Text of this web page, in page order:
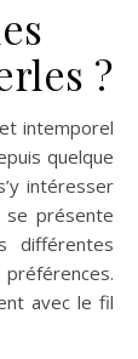
?
quelque
intéresser
se présente
différentes
avec le fil